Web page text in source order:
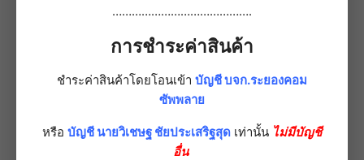
…………………………………….
การชำระค่าสินค้า
ชำระค่าสินค้าโดยโอนเข้า บัญชี บจก.ระยองคอม
ซัพพลาย
หรือ บัญชี นายวิเชษฐ ชัยประเสริฐสุด เท่านั้น ไม่มีบัญชี
อื่น